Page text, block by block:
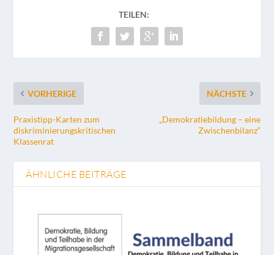
TEILEN:
VORHERIGE
Praxistipp-Karten zum
diskriminierungskritischen
Klassenrat
NÄCHSTE
„Demokratiebildung – eine
Zwischenbilanz“
ÄHNLICHE BEITRÄGE